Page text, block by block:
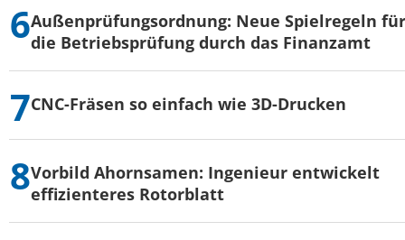
Außenprüfungsordnung: Neue Spielregeln für
die Betriebsprüfung durch das Finanzamt
CNC-Fräsen so einfach wie 3D-Drucken
Vorbild Ahornsamen: Ingenieur entwickelt
effizienteres Rotorblatt